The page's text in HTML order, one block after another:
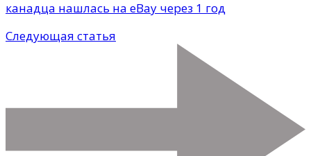
канадца нашлась на еВay через 1 год
Следующая статья